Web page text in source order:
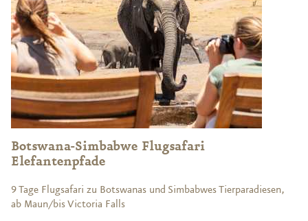
Botswana-Simbabwe Flugsafari
Elefantenpfade
9 Tage Flugsafari zu Botswanas und Simbabwes Tierparadiesen,
ab Maun/bis Victoria Falls